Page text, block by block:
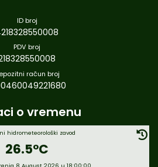
ID broj
PDV broj
račun broj
o vremenu
hidrometeorološki zavod
26.5°C
8 August 2026 u 18:00:00